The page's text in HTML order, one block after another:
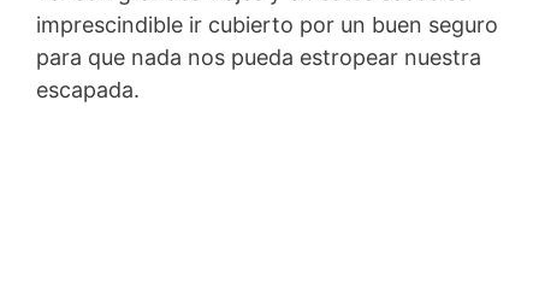
imprescindible ir cubierto por un buen seguro
para que nada nos pueda estropear nuestra
escapada.